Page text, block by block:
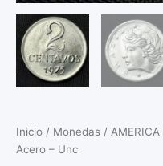
Inicio / Monedas / AMERICA
Acero – Unc